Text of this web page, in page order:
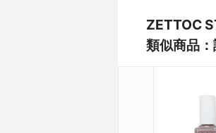
ZETTOC
類似商品